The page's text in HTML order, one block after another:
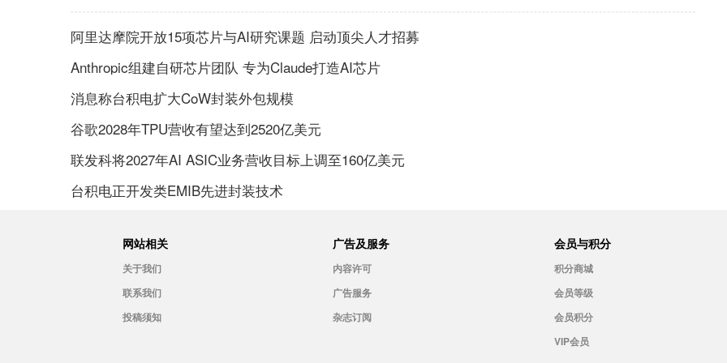
阿里达摩院开放15项芯片与AI研究课题 启动顶尖人才招募
Anthropic组建自研芯片团队 专为Claude打造AI芯片
消息称台积电扩大CoW封装外包规模
谷歌2028年TPU营收有望达到2520亿美元
联发科将2027年AI ASIC业务营收目标上调至160亿美元
台积电正开发类EMIB先进封装技术
网站相关
关于我们
联系我们
投稿须知
广告及服务
内容许可
广告服务
杂志订阅
会员与积分
积分商城
会员等级
会员积分
VIP会员